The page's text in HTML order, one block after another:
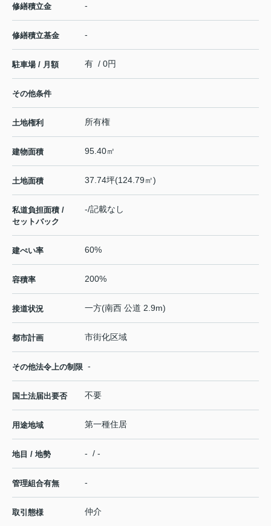
修繕積立金 -
修繕積立基金 -
駐車場 / 月額 有 / 0円
その他条件
土地権利 所有権
建物面積 95.40㎡
土地面積 37.74坪(124.79㎡)
私道負担面積 /
セットバック
-/記載なし
建ぺい率 60%
容積率 200%
接道状況 一方(南西 公道 2.9m)
都市計画 市街化区域
その他法令上の制限 -
国土法届出要否 不要
用途地域 第一種住居
地目 / 地勢 - / -
管理組合有無 -
取引態様 仲介